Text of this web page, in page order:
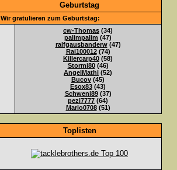
Geburtstag
Wir gratulieren zum Geburtstag:
cw-Thomas (34)
palimpalim (47)
ralfgausbanderw(47)
Rai100012(74)
Killercarp40 (58)
Stormi80(46)
AngelMathi (52)
Bucov (45)
Esox83 (43)
Schweni89(37)
pezi7777 (64)
Mario0708(51)
Toplisten